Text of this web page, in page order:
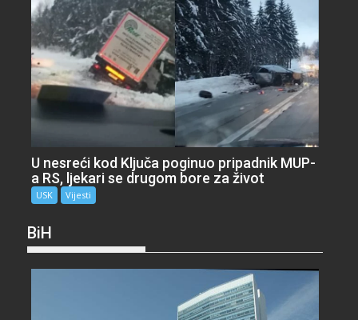
U nesreći kod Ključa poginuo pripadnik MUP-
a RS, ljekari se drugom bore za život
USK Vijesti
BiH